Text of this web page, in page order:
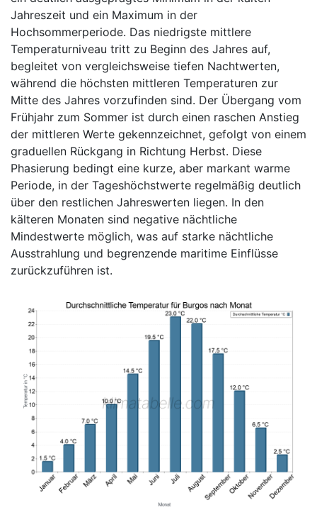
Jahreszeit und ein Maximum in der
Hochsommerperiode. Das niedrigste mittlere
Temperaturniveau tritt zu Beginn des Jahres auf,
begleitet von vergleichsweise tiefen Nachtwerten,
während die höchsten mittleren Temperaturen zur
Mitte des Jahres vorzufinden sind. Der Übergang vom
Frühjahr zum Sommer ist durch einen raschen Anstieg
der mittleren Werte gekennzeichnet, gefolgt von einem
graduellen Rückgang in Richtung Herbst. Diese
Phasierung bedingt eine kurze, aber markant warme
Periode, in der Tageshöchstwerte regelmäßig deutlich
über den restlichen Jahreswerten liegen. In den
kälteren Monaten sind negative nächtliche
Mindestwerte möglich, was auf starke nächtliche
Ausstrahlung und begrenzende maritime Einflüsse
zurückzuführen ist.